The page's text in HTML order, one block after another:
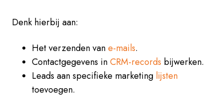
Denk hierbij aan:
Het verzenden vane-mails.
Contactgegevens inCRM-records bijwerken.
Leads aan specifieke marketing lijsten
toevoegen.